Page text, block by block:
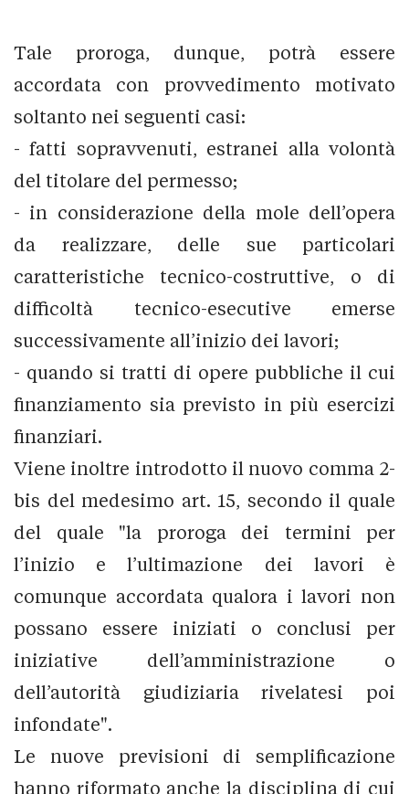
Tale proroga, dunque, potrà essere
accordata con provvedimento motivato
soltanto nei seguenti casi:
- fatti sopravvenuti, estranei alla volontà
del titolare del permesso;
- in considerazione della mole dell’opera
da realizzare, delle sue particolari
caratteristiche tecnico-costruttive, o di
difficoltà tecnico-esecutive emerse
successivamente all’inizio dei lavori;
- quando si tratti di opere pubbliche il cui
finanziamento sia previsto in più esercizi
finanziari.
Viene inoltre introdotto il nuovo comma 2-
bis del medesimo art. 15, secondo il quale
del quale "la proroga dei termini per
l’inizio e l’ultimazione dei lavori è
comunque accordata qualora i lavori non
possano essere iniziati o conclusi per
iniziative dell’amministrazione o
dell’autorità giudiziaria rivelatesi poi
infondate".
Le nuove previsioni di semplificazione
hanno riformato anche la disciplina di cui